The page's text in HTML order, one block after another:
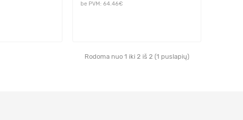
be PVM: 64.46€
Rodoma nuo 1 iki 2 iš 2 (1 puslapių)